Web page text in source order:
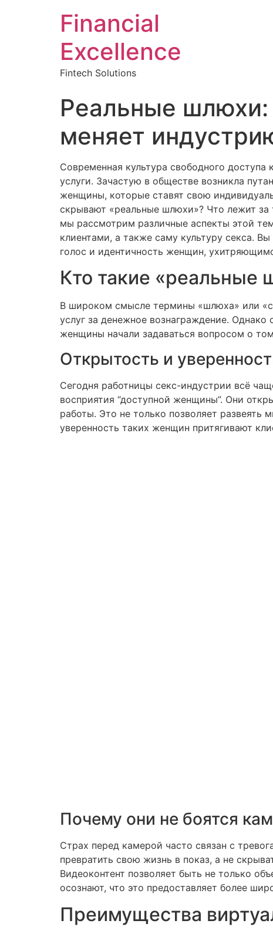
Financial
Excellence
Fintech Solutions
Реальные шлюхи:
меняет
Современная культура свободного
услуги. Зачастую в обществе возникла
женщины, которые ставят свою
скрывают «реальные шлюхи»? Что лежит за
мы рассмотрим различные аспекты этой
клиентами, а также саму культуру секса.
голос и идентичность женщин,
Кто такие «реальные
В широком смысле термины «шлюха» или
услуг за денежное вознаграждение.
женщины начали задаваться вопросом о
Открытость и
Сегодня работницы секс-индустрии всё
восприятия “доступной женщины”. Они
работы. Это не только позволяет
уверенность таких женщин притягивают
Почему они не боятся
Страх перед камерой часто связан с
превратить свою жизнь в показ, а не
Видеоконтент позволяет быть не только
осознают, что это предоставляет более
Преимущества